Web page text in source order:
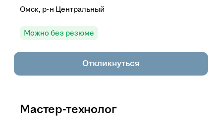
Омск, р-н Центральный
Можно без резюме
Откликнуться
Мастер-технолог